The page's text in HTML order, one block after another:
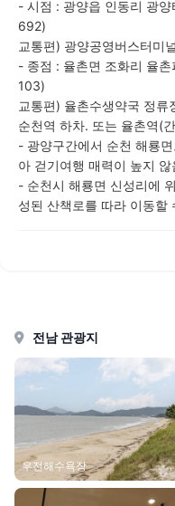
- 시점 : 광양읍 인동리 광
692)
교통편) 광양공영버스터미
- 종점 : 율촌면 조화리 율
103)
교통편) 율촌수생약국 정
순천역 하차. 또는 율촌역(
- 광양구간에서 순천 해룡
아 걷기여행 매력이 높지 않
- 순천시 해룡면 신성리에
성된 산책로를 따라 이동할
전남 관광지
우전해수욕장